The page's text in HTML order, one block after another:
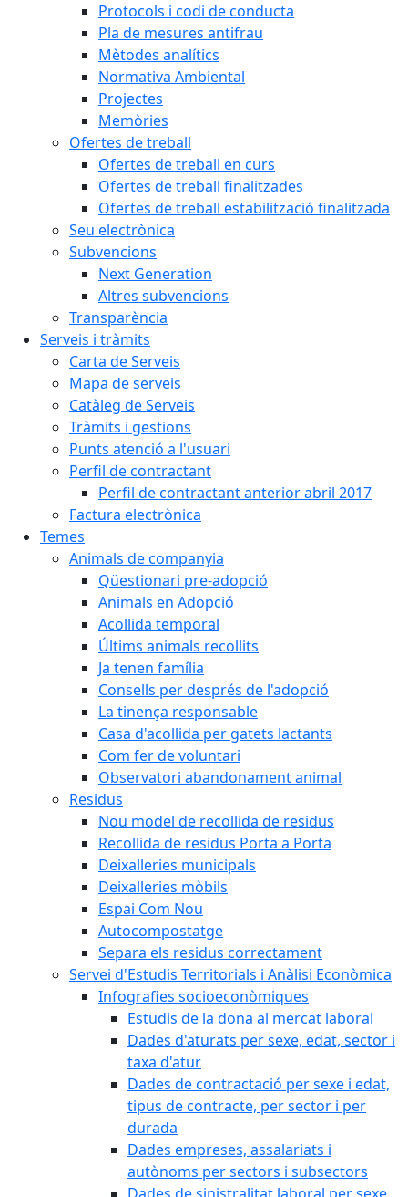
Protocols i codi de conducta
Pla de mesures antifrau
Mètodes analítics
Normativa Ambiental
Projectes
Memòries
Ofertes de treball
Ofertes de treball en curs
Ofertes de treball finalitzades
Ofertes de treball estabilització finalitzada
Seu electrònica
Subvencions
Next Generation
Altres subvencions
Transparència
Serveis i tràmits
Carta de Serveis
Mapa de serveis
Catàleg de Serveis
Tràmits i gestions
Punts atenció a l'usuari
Perfil de contractant
Perfil de contractant anterior abril 2017
Factura electrònica
Temes
Animals de companyia
Qüestionari pre-adopció
Animals en Adopció
Acollida temporal
Últims animals recollits
Ja tenen família
Consells per després de l'adopció
La tinença responsable
Casa d'acollida per gatets lactants
Com fer de voluntari
Observatori abandonament animal
Residus
Nou model de recollida de residus
Recollida de residus Porta a Porta
Deixalleries municipals
Deixalleries mòbils
Espai Com Nou
Autocompostatge
Separa els residus correctament
Servei d'Estudis Territorials i Anàlisi Econòmica
Infografies socioeconòmiques
Estudis de la dona al mercat laboral
Dades d'aturats per sexe, edat, sector i
taxa d'atur
Dades de contractació per sexe i edat,
tipus de contracte, per sector i per
durada
Dades empreses, assalariats i
autònoms per sectors i subsectors